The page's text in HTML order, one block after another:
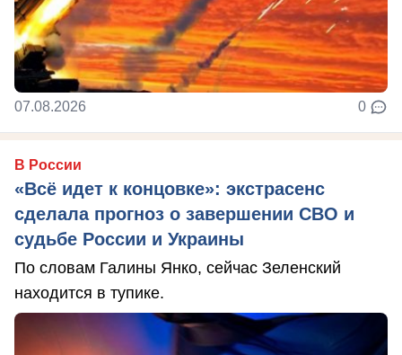
07.08.2026 0
В России
«Всё идет к концовке»: экстрасенс
сделала прогноз о завершении СВО и
судьбе России и Украины
По словам Галины Янко, сейчас Зеленский
находится в тупике.